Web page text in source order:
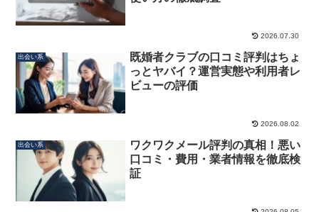
2026.07.30
出会い系
既婚者クラブの口コミ評判はちょ
っとヤバイ？運営実態や利用者レ
ビューの評価
2026.08.02
出会い系
ワクワクメール評判の真相！悪い
口コミ・費用・業者情報を徹底検
証